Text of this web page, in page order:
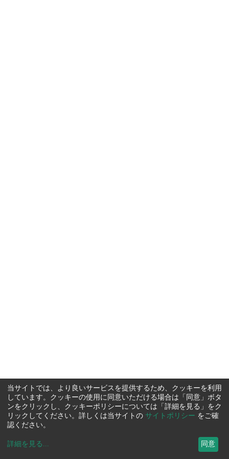
当サイトでは、より良いサービスを提供するため、クッキーを利用
しています。クッキーの使用に同意いただける場合は「同意」ボタ
ンをクリックし、クッキーポリシーについては「詳細を見る」をク
リックしてください。詳しくは当サイトの サイトポリシー をご確
認ください。
詳細を見る ... 同意